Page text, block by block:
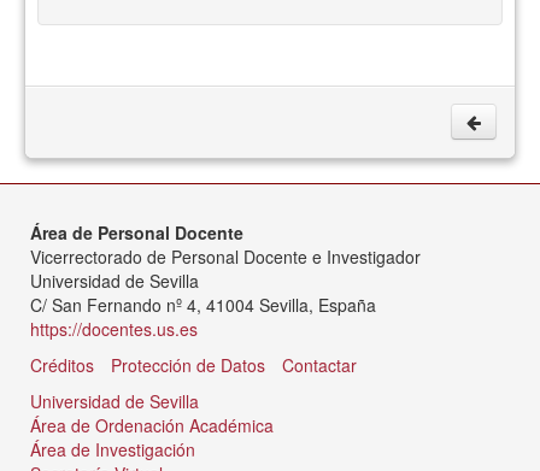
Área de Personal Docente
Vicerrectorado de Personal Docente e Investigador
Universidad de Sevilla
C/ San Fernando nº 4, 41004 Sevilla, España
https://docentes.us.es
Créditos
Protección de Datos
Contactar
Universidad de Sevilla
Área de Ordenación Académica
Área de Investigación